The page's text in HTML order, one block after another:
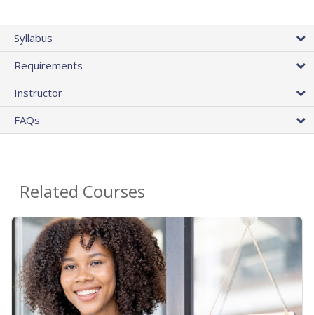
Syllabus
Requirements
Instructor
FAQs
Related Courses